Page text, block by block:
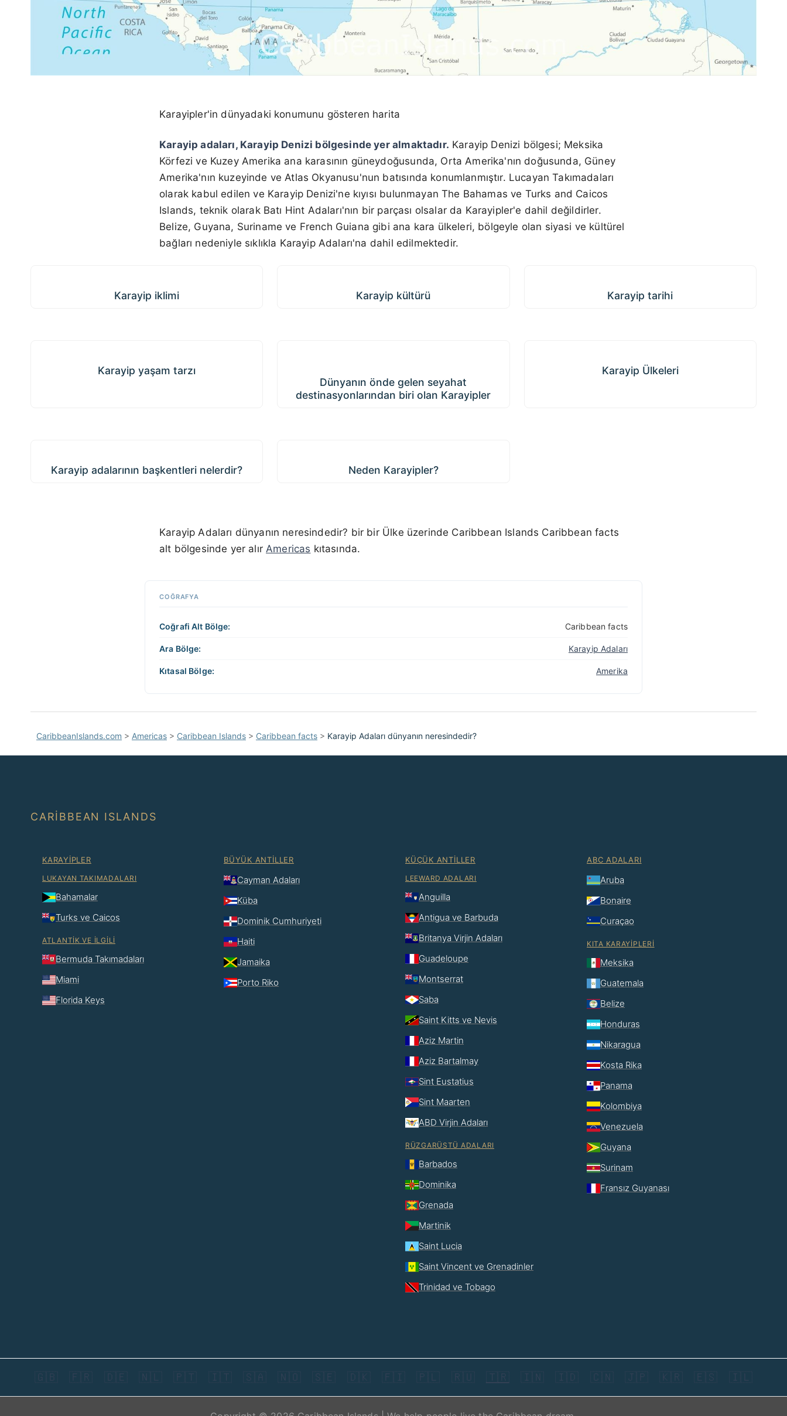
Karayipler'in dünyadaki konumunu gösteren harita
Karayip adaları, Karayip Denizi bölgesinde yer almaktadır. Karayip Denizi bölgesi; Meksika
Körfezi ve Kuzey Amerika ana karasının güneydoğusunda, Orta Amerika'nın doğusunda, Güney
Amerika'nın kuzeyinde ve Atlas Okyanusu'nun batısında konumlanmıştır. Lucayan Takımadaları
olarak kabul edilen ve Karayip Denizi'ne kıyısı bulunmayan The Bahamas ve Turks and Caicos
Islands, teknik olarak Batı Hint Adaları'nın bir parçası olsalar da Karayipler'e dahil değildirler.
Belize, Guyana, Suriname ve French Guiana gibi ana kara ülkeleri, bölgeyle olan siyasi ve kültürel
bağları nedeniyle sıklıkla Karayip Adaları'na dahil edilmektedir.
Karayip iklimi Karayip kültürü Karayip tarihi
Karayip yaşam tarzı
Dünyanın önde gelen seyahat
destinasyonlarından biri olan Karayipler
Karayip Ülkeleri
Karayip adalarının başkentleri nelerdir? Neden Karayipler?
Karayip Adaları dünyanın neresindedir? bir bir Ülke üzerinde Caribbean Islands Caribbean facts
alt bölgesinde yer alırAmericas kıtasında.
COĞRAFYA
Coğrafi Alt Bölge: Caribbean facts
Ara Bölge: Karayip Adaları
Kıtasal Bölge: Amerika
CaribbeanIslands.com > Americas > Caribbean Islands > Caribbean facts > Karayip Adaları dünyanın neresindedir?
CARIBBEAN ISLANDS
KARAYIPLER
LUKAYAN TAKIMADALARI
Bahamalar
Turks ve Caicos
ATLANTIK VE İLGILI
Bermuda Takımadaları
Miami
Florida Keys
BÜYÜK ANTILLER
Cayman Adaları
Küba
Dominik Cumhuriyeti
Haiti
Jamaika
Porto Riko
KÜÇÜK ANTILLER
LEEWARD ADALARI
Anguilla
Antigua ve Barbuda
Britanya Virjin Adaları
Guadeloupe
Montserrat
Saba
Saint Kitts ve Nevis
Aziz Martin
Aziz Bartalmay
Sint Eustatius
Sint Maarten
ABD Virjin Adaları
RÜZGARÜSTÜ ADALARI
Barbados
Dominika
Grenada
Martinik
Saint Lucia
Saint Vincent ve Grenadinler
Trinidad ve Tobago
ABC ADALARI
Aruba
Bonaire
Curaçao
KITA KARAYIPLERI
Meksika
Guatemala
Belize
Honduras
Nikaragua
Kosta Rika
Panama
Kolombiya
Venezuela
Guyana
Surinam
Fransız Guyanası
🇬🇧 🇫🇷 🇩🇪 🇳🇱 🇵🇹 🇮🇹 🇸🇦 🇳🇴 🇸🇪 🇩🇰 🇫🇮 🇵🇱 🇷🇺 🇹🇷 🇮🇳 🇮🇩 🇨🇳 🇯🇵 🇰🇷 🇪🇸 🇮🇱